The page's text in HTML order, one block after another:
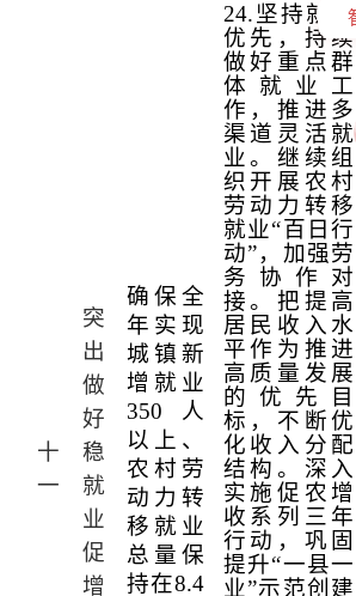
十
一
突
出
做
好
稳
就
业
促
增
确保全
年实现
城镇新
增就业
350 人
以上、
农村劳
动力转
移就业
总量保
持在8.4
24. 坚持就业
优先，持续
做好重点群
体就业工
作，推进多
渠道灵活就
业。继续组
织开展农村
劳动力转移
就业“百日行
动”，加强劳
务协作对
接。把提高
居民收入水
平作为推进
高质量发展
的优先目
标，不断优
化收入分配
结构。深入
实施促农增
收系列三年
行动，巩固
提升“一县一
业”示范创建